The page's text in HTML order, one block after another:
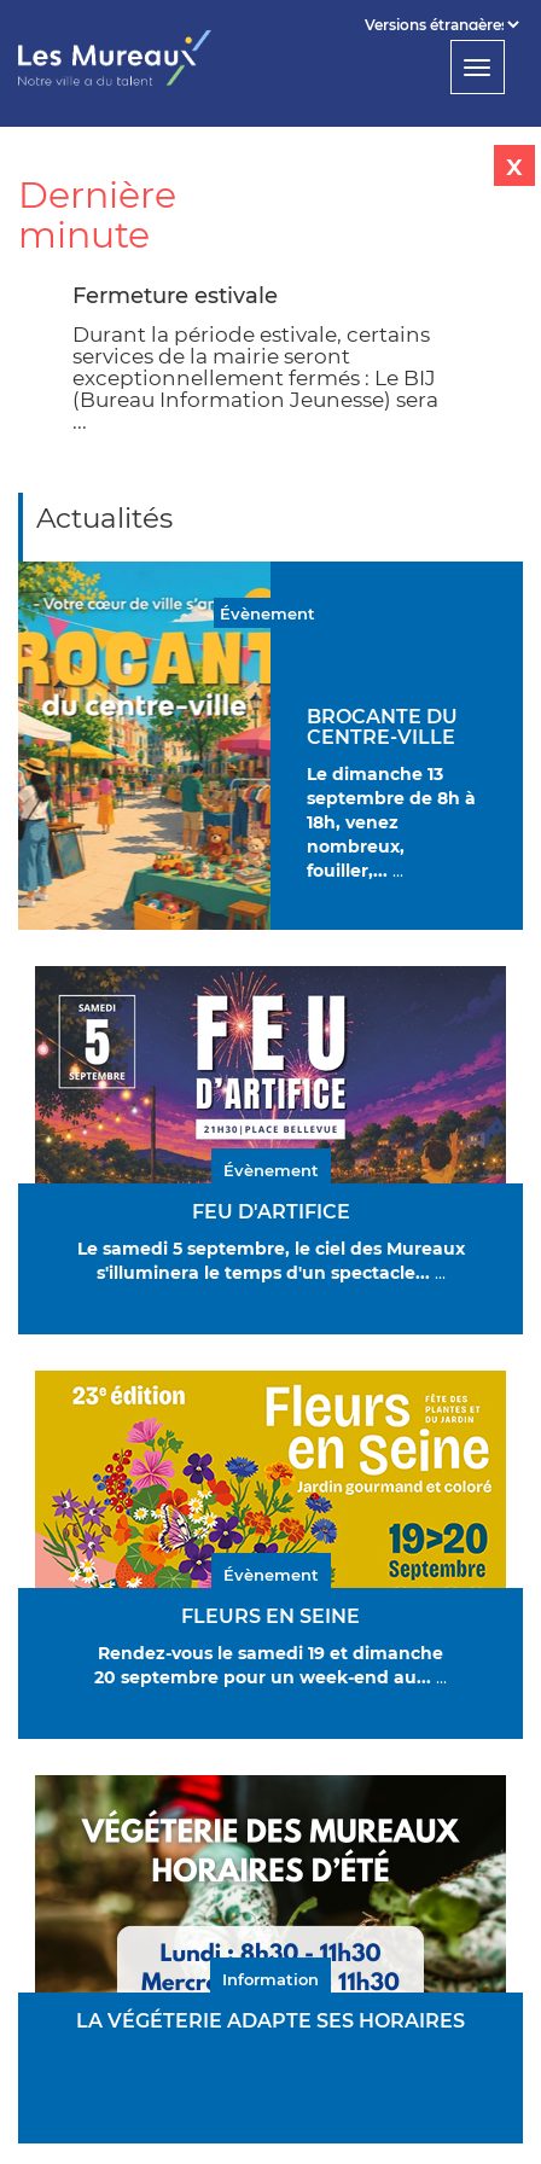
Powered by
Translate
Dernière
minute
x
Fermeture estivale
Durant la période estivale, certains
services de la mairie seront
exceptionnellement fermés : Le BIJ
(Bureau Information Jeunesse) sera
...
Actualités
Évènement
BROCANTE DU
CENTRE-VILLE
Le dimanche 13
septembre de 8h à
18h, venez
nombreux,
fouiller,... ...
Évènement
FEU D'ARTIFICE
Le samedi 5 septembre, le ciel des Mureaux
s'illuminera le temps d'un spectacle... ...
Évènement
FLEURS EN SEINE
Rendez-vous le samedi 19 et dimanche
20 septembre pour un week-end au... ...
Information
LA VÉGÉTERIE ADAPTE SES HORAIRES